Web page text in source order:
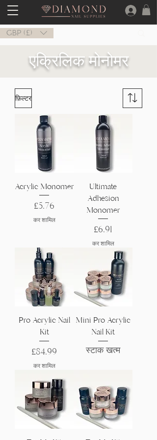
GBP (£)
एक्रिलिक मोनोमर
फ़िल्टर
Acrylic Monomer
मूल्य
£5.76
कर शामिल
Ultimate
Adhesion
Monomer
मूल्य
£6.91
कर शामिल
Pro Acrylic Nail
Kit
मूल्य
£84.99
कर शामिल
Mini Pro Acrylic
Nail Kit
स्टाक खत्म